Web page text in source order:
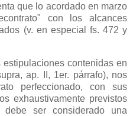
que lo acordado en marzo
con los alcances
(v. en especial fs. 472 y
contenidas en
ap. II, 1er. párrafo), nos
perfeccionado, con sus
exhaustivamente previstos
ser considerado una